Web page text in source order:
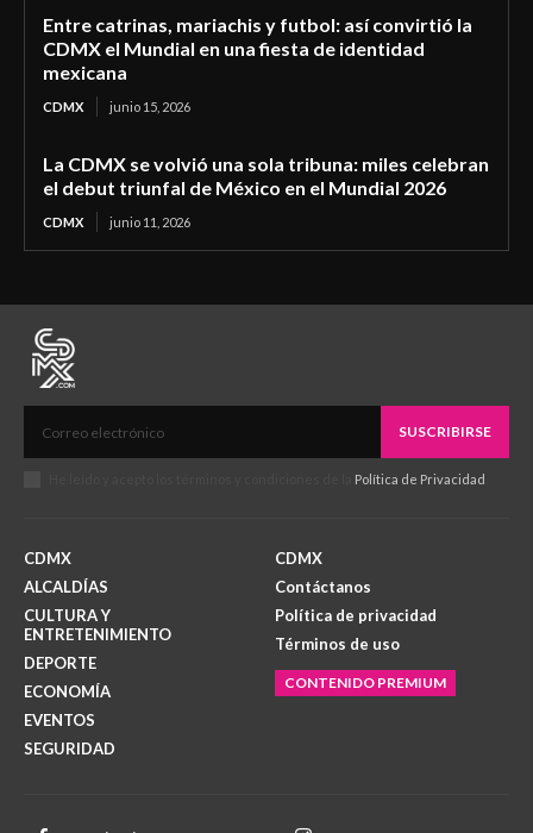
Entre catrinas, mariachis y futbol: así convirtió la
CDMX el Mundial en una fiesta de identidad
mexicana
CDMX junio 15, 2026
La CDMX se volvió una sola tribuna: miles celebran
el debut triunfal de México en el Mundial 2026
CDMX junio 11, 2026
SUSCRIBIRSE
Política de Privacidad
CDMX
ALCALDÍAS
CULTURA Y
ENTRETENIMIENTO
DEPORTE
ECONOMÍA
EVENTOS
SEGURIDAD
CDMX
Contáctanos
Política de privacidad
Términos de uso
CONTENIDO PREMIUM